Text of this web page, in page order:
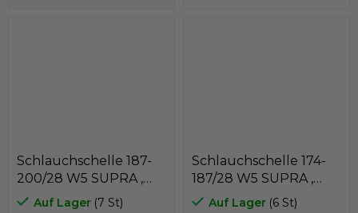
Schlauchschelle 187-
200/28 W5 SUPRA ,
MIKALOR 03013921
Auf Lager (7 St)
Schlauchschelle 174-
187/28 W5 SUPRA ,
MIKALOR 03013913
Auf Lager (6 St)